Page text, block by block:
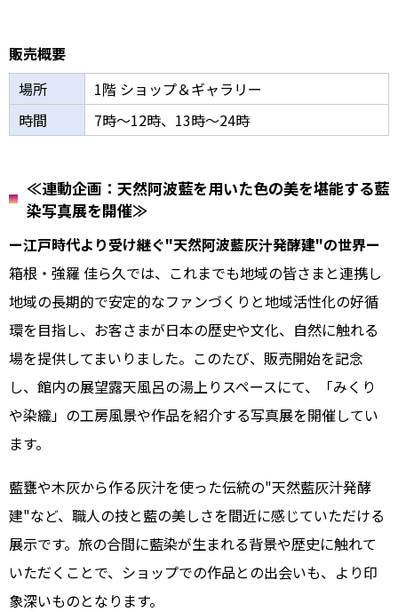
販売概要
場所
1階 ショップ＆ギャラリー
時間
7時～12時、13時～24時
≪連動企画：天然阿波藍を用いた色の美を堪能する藍
染写真展を開催≫
ー江戸時代より受け継ぐ"天然阿波藍灰汁発酵建"の世界ー
箱根・強羅 佳ら久では、これまでも地域の皆さまと連携し
地域の長期的で安定的なファンづくりと地域活性化の好循
環を目指し、お客さまが日本の歴史や文化、自然に触れる
場を提供してまいりました。このたび、販売開始を記念
し、館内の展望露天風呂の湯上りスペースにて、「みくり
や染織」の工房風景や作品を紹介する写真展を開催してい
ます。
藍甕や木灰から作る灰汁を使った伝統の"天然藍灰汁発酵
建"など、職人の技と藍の美しさを間近に感じていただける
展示です。旅の合間に藍染が生まれる背景や歴史に触れて
いただくことで、ショップでの作品との出会いも、より印
象深いものとなります。